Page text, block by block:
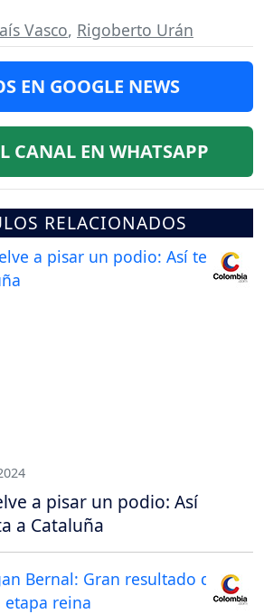
Vasco, Rigoberto Urán
EN GOOGLE NEWS
CANAL EN WHATSAPP
RELACIONADOS
a pisar un podio: Así
a Cataluña